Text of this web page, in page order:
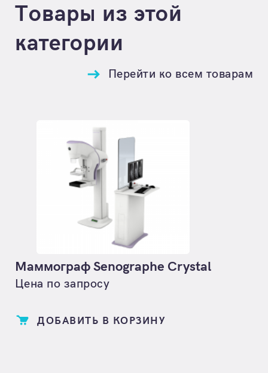
Товары из этой
категории
Перейти ко всем товарам
Маммограф Senographe Crystal
Цена по запросу
ДОБАВИТЬ В КОРЗИНУ